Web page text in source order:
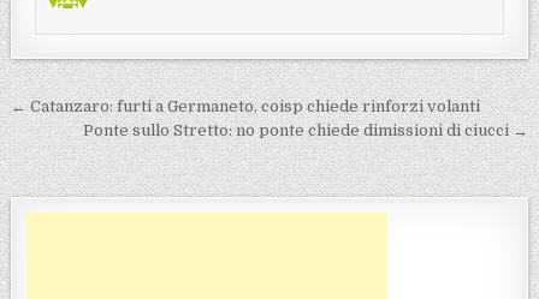
Navigazione articoli
← Catanzaro: furti a Germaneto, coisp chiede rinforzi volanti
Ponte sullo Stretto: no ponte chiede dimissioni di ciucci →